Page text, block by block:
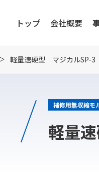
トップ 会社概要
軽量速硬型｜マジカルSP-3
補修用無収縮モ
軽量